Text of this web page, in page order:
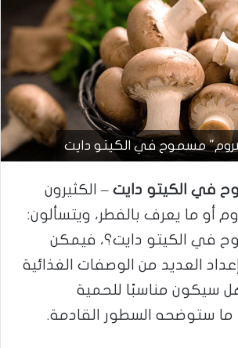
مسموح في الكيتو دايت
في الكيتو دايت – الكثيرون
أو ما يعرف بالفطر، ويتسألون:
في الكيتو دايت؟، فيمكن
العديد من الوصفات الغذائية
سيكون مناسبًا للحمية
ما ستوضحه السطور القادمة.